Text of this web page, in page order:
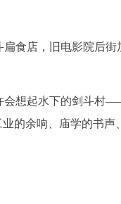
食店，旧电影院后街
想起水下的剑斗村
的余响、庙学的书声